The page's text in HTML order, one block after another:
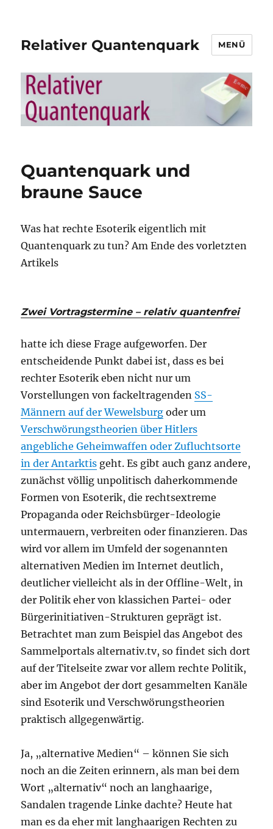
Relativer Quantenquark MENÜ
Quantenquark und
braune Sauce
Was hat rechte Esoterik eigentlich mit
Quantenquark zu tun? Am Ende des vorletzten
Artikels
Zwei Vortragstermine – relativ quantenfrei
hatte ich diese Frage aufgeworfen. Der
entscheidende Punkt dabei ist, dass es bei
rechter Esoterik eben nicht nur um
Vorstellungen von fackeltragenden SS-
Männern auf der Wewelsburg oder um
Verschwörungstheorien über Hitlers
angebliche Geheimwaffen oder Zufluchtsorte
in der Antarktis geht. Es gibt auch ganz andere,
zunächst völlig unpolitisch daherkommende
Formen von Esoterik, die rechtsextreme
Propaganda oder Reichsbürger-Ideologie
untermauern, verbreiten oder finanzieren. Das
wird vor allem im Umfeld der sogenannten
alternativen Medien im Internet deutlich,
deutlicher vielleicht als in der Offline-Welt, in
der Politik eher von klassichen Partei- oder
Bürgerinitiativen-Strukturen geprägt ist.
Betrachtet man zum Beispiel das Angebot des
Sammelportals alternativ.tv, so findet sich dort
auf der Titelseite zwar vor allem rechte Politik,
aber im Angebot der dort gesammelten Kanäle
sind Esoterik und Verschwörungstheorien
praktisch allgegenwärtig.
Ja, „alternative Medien“ – können Sie sich
noch an die Zeiten erinnern, als man bei dem
Wort „alternativ“ noch an langhaarige,
Sandalen tragende Linke dachte? Heute hat
man es da eher mit langhaarigen Rechten zu